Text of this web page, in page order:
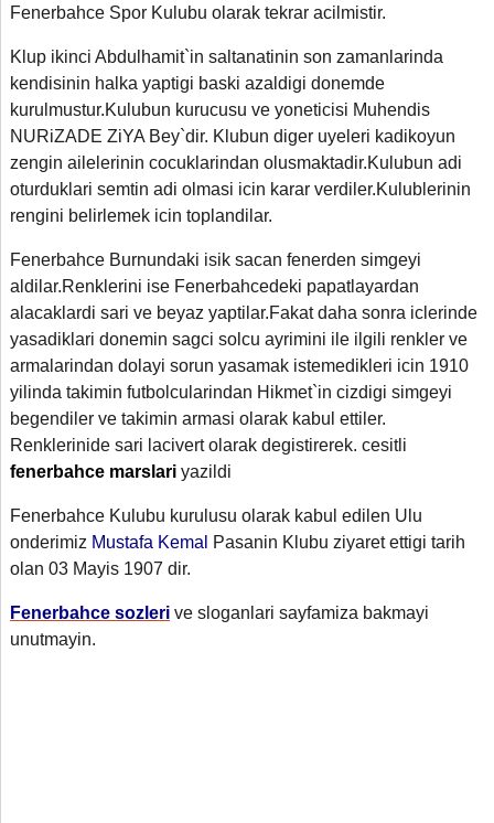
Fenerbahce Spor Kulubu olarak tekrar acilmistir.
Klup ikinci Abdulhamit`in saltanatinin son zamanlarinda
kendisinin halka yaptigi baski azaldigi donemde
kurulmustur.Kulubun kurucusu ve yoneticisi Muhendis
NURiZADE ZiYA Bey`dir. Klubun diger uyeleri kadikoyun
zengin ailelerinin cocuklarindan olusmaktadir.Kulubun adi
oturduklari semtin adi olmasi icin karar verdiler.Kulublerinin
rengini belirlemek icin toplandilar.
Fenerbahce Burnundaki isik sacan fenerden simgeyi
aldilar.Renklerini ise Fenerbahcedeki papatlayardan
alacaklardi sari ve beyaz yaptilar.Fakat daha sonra iclerinde
yasadiklari donemin sagci solcu ayrimini ile ilgili renkler ve
armalarindan dolayi sorun yasamak istemedikleri icin 1910
yilinda takimin futbolcularindan Hikmet`in cizdigi simgeyi
begendiler ve takimin armasi olarak kabul ettiler.
Renklerinide sari lacivert olarak degistirerek. cesitli
fenerbahce marslari yazildi
Fenerbahce Kulubu kurulusu olarak kabul edilen Ulu
onderimiz Mustafa Kemal
Pasanin Klubu ziyaret ettigi tarih
olan 03 Mayis 1907 dir.
Fenerbahce sozleri ve sloganlari sayfamiza bakmayi
unutmayin.